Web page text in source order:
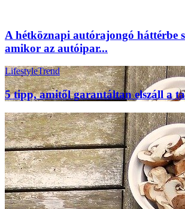
A hétköznapi autórajongó háttérbe
amikor az autóipar...
LifestyleTrend
5 tipp, amitől garantáltan elszáll a